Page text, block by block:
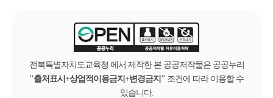
전북특별자치도교육청 에서 제작한 본 공공저작물은 공공누리
출처표시+상업적이용금지+변경금지
조건에 따라 이용할 수
있습니다.